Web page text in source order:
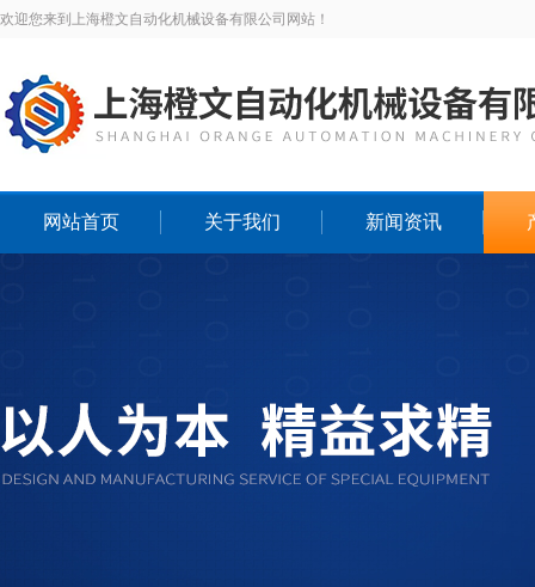
欢迎您来到上海橙文自动化机械设备有限公司网站！
网站首页 关于我们 新闻资讯